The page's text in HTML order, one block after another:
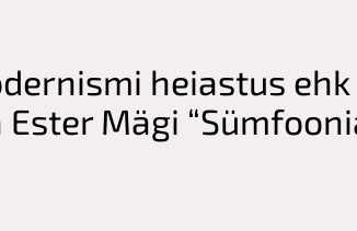
heiastus ehk
Mägi